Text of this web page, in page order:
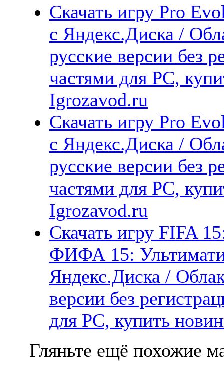
Скачать игру Pro
с Яндекс.Диска /
русские версии без
частями для PC,
Igrozavod.ru
Скачать игру Pro
с Яндекс.Диска /
русские версии без
частями для PC,
Igrozavod.ru
Скачать игру FIFA
ФИФА 15:
Яндекс.Диска /
версии без
для PC, купить
Гляньте ещё похожие